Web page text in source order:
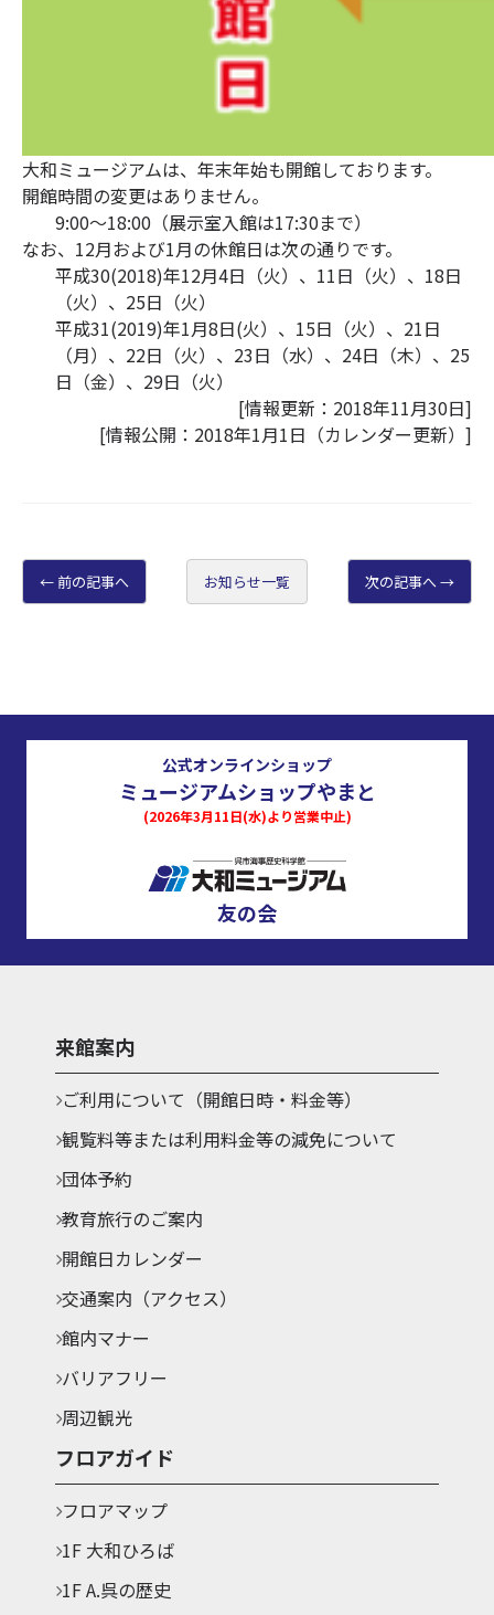
大和ミュージアムは、年末年始も開館しております。
開館時間の変更はありません。
9:00～18:00（展示室入館は17:30まで）
なお、12月および1月の休館日は次の通りです。
平成30(2018)年12月4日（火）、11日（火）、18日
（火）、25日（火）
平成31(2019)年1月8日(火）、15日（火）、21日
（月）、22日（火）、23日（水）、24日（木）、25
日（金）、29日（火）
[情報更新：2018年11月30日]
[情報公開：2018年1月1日（カレンダー更新）]
前の記事へ お知らせ一覧 次の記事へ
公式オンラインショップ
ミュージアムショップやまと
(2026年3月11日(水)より営業中止)
友の会
来館案内
ご利用について（開館日時・料金等）
観覧料等または利用料金等の減免について
団体予約
教育旅行のご案内
開館日カレンダー
交通案内（アクセス）
館内マナー
バリアフリー
周辺観光
フロアガイド
フロアマップ
1F 大和ひろば
1F A.呉の歴史